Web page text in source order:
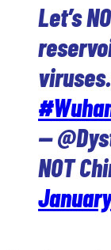
Let’s
viruses.
—
NOT